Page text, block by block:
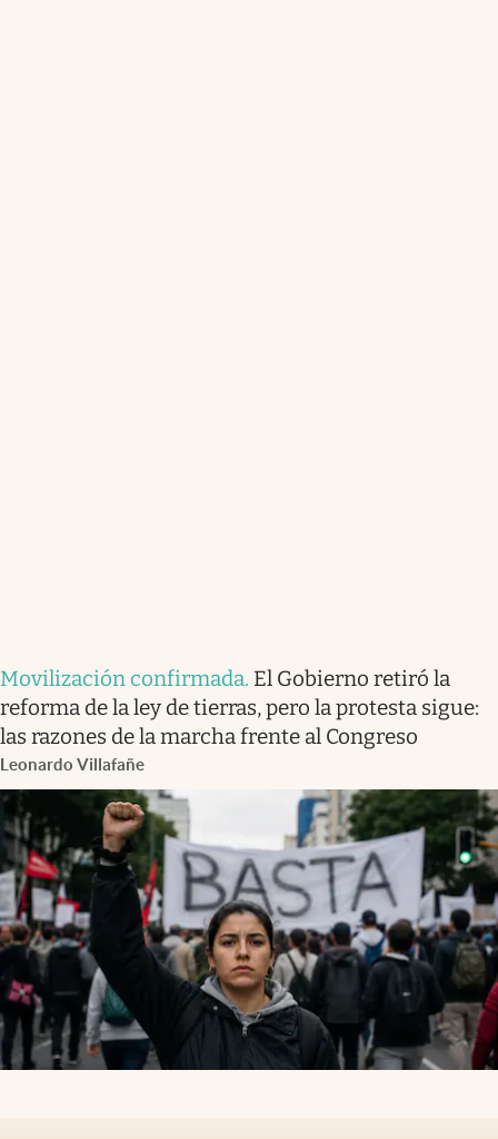
Movilización confirmada. El Gobierno retiró la
reforma de la ley de tierras, pero la protesta sigue:
las razones de la marcha frente al Congreso
Leonardo Villafañe